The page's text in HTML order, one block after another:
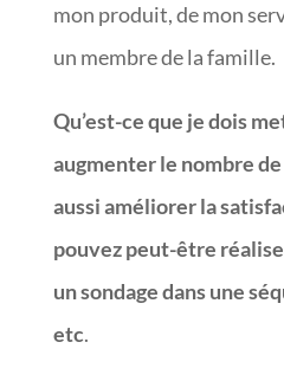
mon produit, de mon
un membre de la famille.
Qu’est-ce que je dois
augmenter le nombre
aussi améliorer la
pouvez peut-être
un sondage dans une
etc.